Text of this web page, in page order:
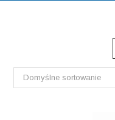
Domyślne sortowanie